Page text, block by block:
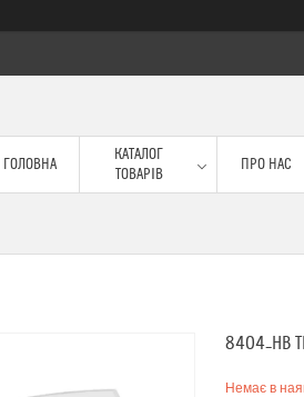
ГОЛОВНА
КАТАЛОГ
ТОВАРІВ
ПРО НАС
8404_HB
Немає в